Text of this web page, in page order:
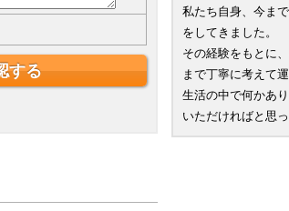
私たち自身、今ま
をしてきました。
その経験をもとに
まで丁寧に考えて
生活の中で何かあ
いただければと思っ